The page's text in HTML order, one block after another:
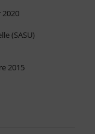
(SASU)
2015